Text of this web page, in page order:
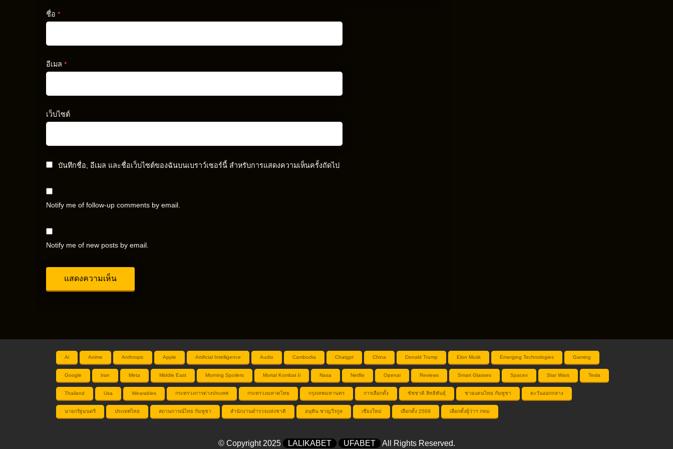
ชื่อ *
อีเมล *
เว็บไซต์
บันทึกชื่อ, อีเมล และชื่อเว็บไซต์ของฉันบนเบราว์เซอร์นี้ สำหรับการแสดงความเห็นครั้งถัดไป
Notify me of follow-up comments by email.
Notify me of new posts by email.
Ai Anime Anthropic Apple Artificial Intelligence Audio Cambodia Chatgpt China Donald Trump Elon Musk Emerging Technologies Gaming
Google Iran Meta Middle East Morning Spoilers Mortal Kombat Ii Nasa Netflix Openai Reviews Smart Glasses Spacex Star Wars Tesla
Thailand Usa Wearables กระทรวงการต่างประเทศ กระทรวงมหาดไทย กรุงเทพมหานคร การเลือกตั้ง ชัชชาติ สิทธิพันธุ์ ชายแดนไทย กัมพูชา ตะวันออกกลาง
นายกรัฐมนตรี ประเทศไทย สถานการณ์ไทย กัมพูชา สำนักงานตำรวจแห่งชาติ อนุทิน ชาญวีรกูล เชียงใหม่ เลือกตั้ง 2569 เลือกตั้งผู้ว่าฯ กทม
© Copyright 2025 LALIKABET UFABET All Rights Reserved.